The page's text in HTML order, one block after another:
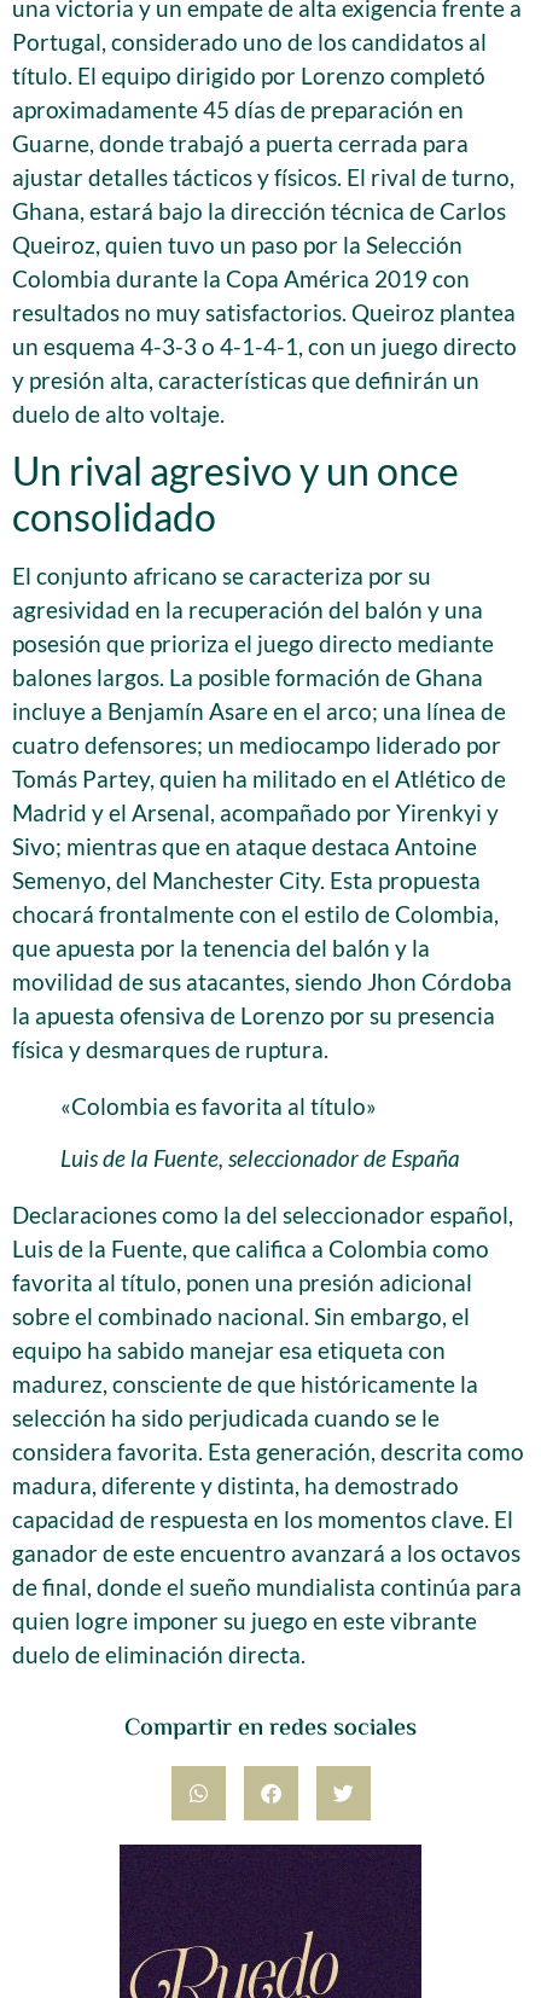
Compartir en redes sociales
una victoria y un empate de alta exigencia frente a
Portugal, considerado uno de los candidatos al
título. El equipo dirigido por Lorenzo completó
aproximadamente 45 días de preparación en
Guarne, donde trabajó a puerta cerrada para
ajustar detalles tácticos y físicos. El rival de turno,
Ghana, estará bajo la dirección técnica de Carlos
Queiroz, quien tuvo un paso por la Selección
Colombia durante la Copa América 2019 con
resultados no muy satisfactorios. Queiroz plantea
un esquema 4-3-3 o 4-1-4-1, con un juego directo
y presión alta, características que definirán un
duelo de alto voltaje.
Un rival agresivo y un once
consolidado
El conjunto africano se caracteriza por su
agresividad en la recuperación del balón y una
posesión que prioriza el juego directo mediante
balones largos. La posible formación de Ghana
incluye a Benjamín Asare en el arco; una línea de
cuatro defensores; un mediocampo liderado por
Tomás Partey, quien ha militado en el Atlético de
Madrid y el Arsenal, acompañado por Yirenkyi y
Sivo; mientras que en ataque destaca Antoine
Semenyo, del Manchester City. Esta propuesta
chocará frontalmente con el estilo de Colombia,
que apuesta por la tenencia del balón y la
movilidad de sus atacantes, siendo Jhon Córdoba
la apuesta ofensiva de Lorenzo por su presencia
física y desmarques de ruptura.
«Colombia es favorita al título»
Luis de la Fuente, seleccionador de España
Declaraciones como la del seleccionador español,
Luis de la Fuente, que califica a Colombia como
favorita al título, ponen una presión adicional
sobre el combinado nacional. Sin embargo, el
equipo ha sabido manejar esa etiqueta con
madurez, consciente de que históricamente la
selección ha sido perjudicada cuando se le
considera favorita. Esta generación, descrita como
madura, diferente y distinta, ha demostrado
capacidad de respuesta en los momentos clave. El
ganador de este encuentro avanzará a los octavos
de final, donde el sueño mundialista continúa para
quien logre imponer su juego en este vibrante
duelo de eliminación directa.